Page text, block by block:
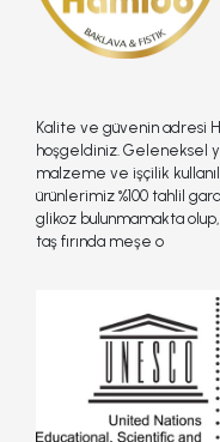
Kalite ve güvenin adresi
hoşgeldiniz. Geleneksel
malzeme ve işçilik
ürünlerimiz %100 tahlil
glikoz bulunmamakta
taş fırında meşe o